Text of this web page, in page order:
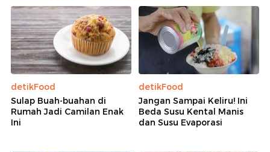
detikFood
Sulap Buah-buahan di
Rumah Jadi Camilan Enak
Ini
detikFood
Jangan Sampai Keliru! Ini
Beda Susu Kental Manis
dan Susu Evaporasi